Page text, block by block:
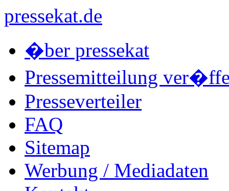
pressekat.de
�ber pressekat
Pressemitteilung
Presseverteiler
FAQ
Sitemap
Werbung / Mediadaten